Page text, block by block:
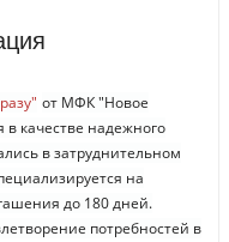
от МФК "Новое
качестве надежного
в затруднительном
на
до 180 дней.
потребностей в